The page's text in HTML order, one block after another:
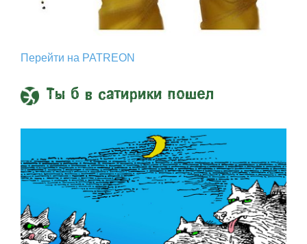
Перейти на PATREON
Ты б в сатирики пошел